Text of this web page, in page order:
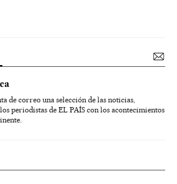
de correo una selección de las noticias,
periodistas de EL PAÍS con los acontecimientos